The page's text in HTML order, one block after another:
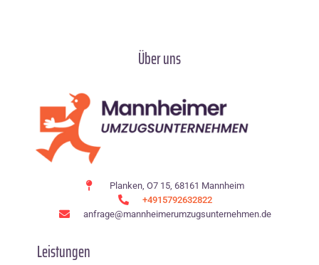
Über uns
Planken, O7 15, 68161 Mannheim
+4915792632822
anfrage@mannheimerumzugsunternehmen.de
Leistungen